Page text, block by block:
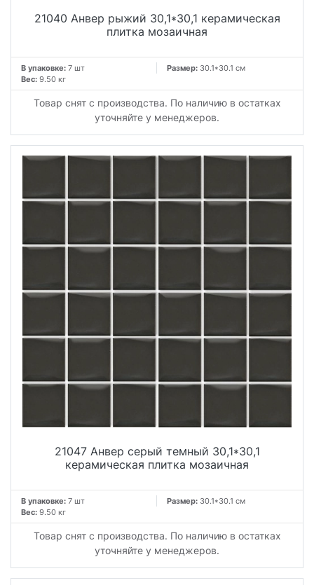
21040 Анвер рыжий 30,1*30,1 керамическая
плитка мозаичная
В упаковке: 7 шт Размер: 30.1*30.1 см
Вес: 9.50 кг
Товар снят с производства. По наличию в остатках
уточняйте у менеджеров.
21047 Анвер серый темный 30,1*30,1
керамическая плитка мозаичная
В упаковке: 7 шт Размер: 30.1*30.1 см
Вес: 9.50 кг
Товар снят с производства. По наличию в остатках
уточняйте у менеджеров.